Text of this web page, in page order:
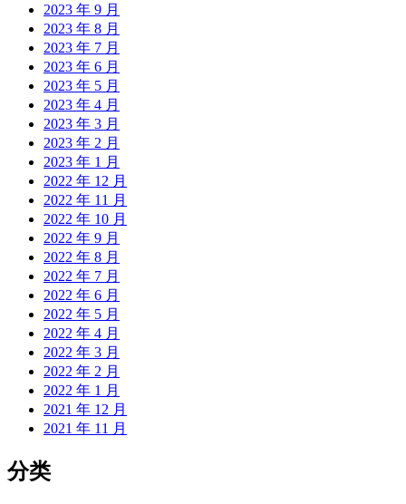
2023 年 9 月
2023 年 8 月
2023 年 7 月
2023 年 6 月
2023 年 5 月
2023 年 4 月
2023 年 3 月
2023 年 2 月
2023 年 1 月
2022 年 12 月
2022 年 11 月
2022 年 10 月
2022 年 9 月
2022 年 8 月
2022 年 7 月
2022 年 6 月
2022 年 5 月
2022 年 4 月
2022 年 3 月
2022 年 2 月
2022 年 1 月
2021 年 12 月
2021 年 11 月
分类